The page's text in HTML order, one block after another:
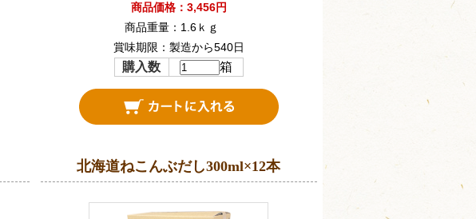
商品価格：3,456円
商品重量：1.6ｋｇ
賞味期限：製造から540日
購入数 箱
北海道ねこんぶだし300ml×12本